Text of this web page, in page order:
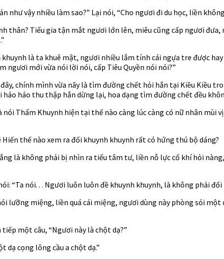
vậy nhiều làm sao?” Lại nói, “Cho ngươi đi du học, liền
thân? Tiểu gia tận mắt ngươi lớn lên, miêu cũng cấp ngươi
là ta khuê mật, ngươi nhiều lắm tính cái ngựa tre được
ngươi mới vừa nói lời nói, cấp Tiêu Quyền nói nói?”
chính mình vừa nãy là tìm đường chết hỏi hắn tại Kiều Kiều
hảo thu thập hắn dừng lại, hoa dạng tìm đường chết đều
Thẩm Khuynh hiện tại thế nào càng lúc càng có nữ nhân
thế nào xem ra đối khuynh khuynh rất có hứng thú bộ dáng?
là không phải bị nhìn ra tiểu tâm tư, liền nỗ lực cổ khí hỏi
“Ta nói. . . Ngươi luôn luôn đề khuynh khuynh, là không phải đối
lưỡng miệng, liền quá cái miệng, ngươi dùng này phòng sói
một câu, “Ngươi này là chột dạ?”
dạ cọng lông cầu a chột dạ.”